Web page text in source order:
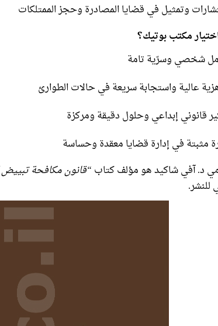
وتمثيل في قضايا المصادرة وحجز الممتلكات
اختيار مكتب بوتيك؟
شخصي وسرّية تامة
عالية واستجابة سريعة في حالات الطوارئ
قانوني إبداعي وحلول دقيقة ومركزة
مثبتة في إدارة قضايا معقدة وحساسة
د. آفي شاكيد هو مؤلف كتاب“قانون مكافحة تبييض
للنشر.